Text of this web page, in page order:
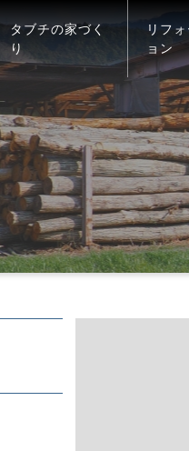
タブチの家づく
り
リフ
ョン